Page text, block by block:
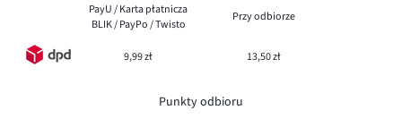
PayU / Karta płatnicza
BLIK / PayPo / Twisto
Przy odbiorze
9,99 zł 13,50 zł
Punkty odbioru